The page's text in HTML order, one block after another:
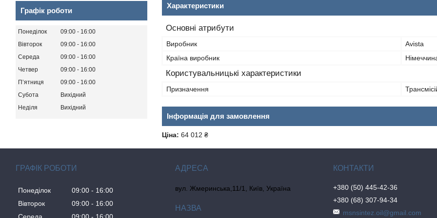
Характеристики
Основні атрибути
Виробник
Avista
Країна виробник
Користувальницькі характеристики
Призначення
Інформація для замовлення
Ціна: 64 012 ₴
Графік роботи
Понеділок 09:00
16:00
Вівторок
09:00
16:00
Середа
09:00
16:00
Четвер
09:00
16:00
Пʼятниця
09:00
16:00
Субота
Вихідний
Неділя
Вихідний
ГРАФІК РОБОТИ
Понеділок 09:00
16:00
Вівторок
09:00
16:00
вул. Жмеринська,11/1, Київ, Україна
+380 (50) 445-42-36
+380 (68) 307-94-34
msnsintez.oil@gmail.com